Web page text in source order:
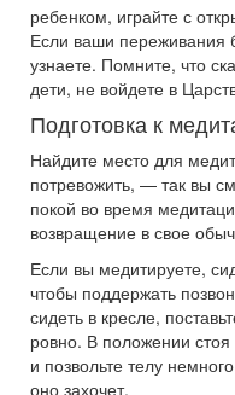
ребенком, играйте с
Если ваши переживания
узнаете. Помните, что
дети, не войдете в
Подготовка к
Найдите место для
потревожить, — так вы
покой во время
возвращение в свое
Если вы медитируете,
чтобы поддержать
сидеть в кресле,
ровно. В положении стоя
и позвольте телу
оно захочет.